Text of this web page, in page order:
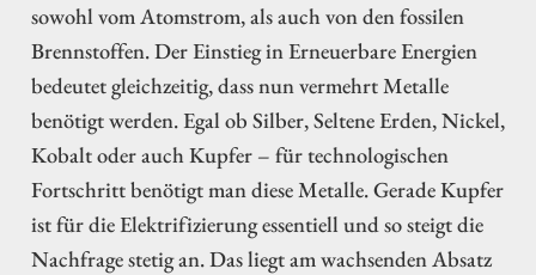
sowohl vom Atomstrom, als auch von den fossilen
Brennstoffen. Der Einstieg in Erneuerbare Energien
bedeutet gleichzeitig, dass nun vermehrt Metalle
benötigt werden. Egal ob Silber, Seltene Erden, Nickel,
Kobalt oder auch Kupfer – für technologischen
Fortschritt benötigt man diese Metalle. Gerade Kupfer
ist für die Elektrifizierung essentiell und so steigt die
Nachfrage stetig an. Das liegt am wachsenden Absatz